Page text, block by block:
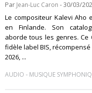
Par Jean-Luc Caron - 30/03/
Le compositeur Kalevi Aho
en Finlande. Son
aborde tous les genres. Ce
fidèle label BIS, récompensé
2026, ...
AUDIO - MUSIQUE